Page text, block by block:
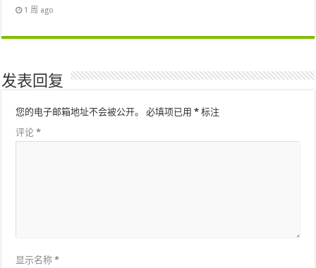
1 周 ago
发表回复
您的电子邮箱地址不会被公开。 必填项已用* 标注
评论*
显示名称*